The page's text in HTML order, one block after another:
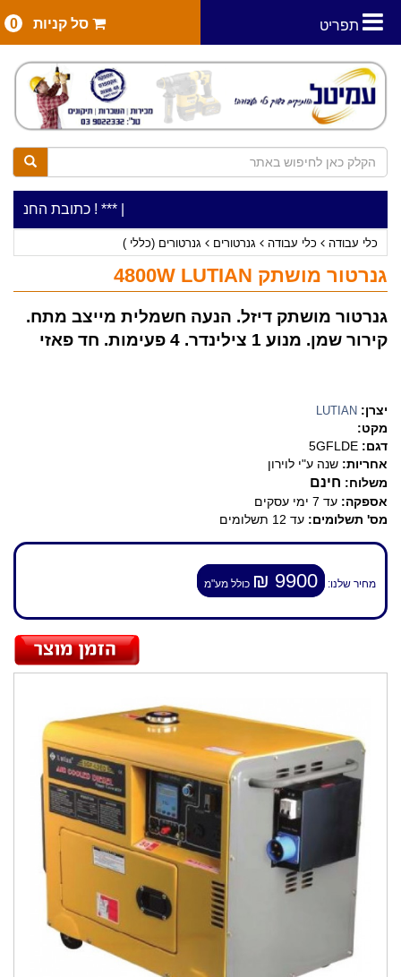
תפריט סל קניות 0
***כתובת החנות: רח' המלאכה 2, ביתן 8 (כניסה***כלי עבודה להשכרה בתעריף יומי משתלם ! ***
כלי עבודה כלי עבודה גנרטורים גנרטורים (כללי )
גנרטור מושתק 4800W LUTIAN
גנרטור מושתק דיזל. הנעה חשמלית מייצב מתח.
קירור שמן. מנוע 1 צילינדר. 4 פעימות. חד פאזי
יצרן: LUTIAN
מקט:
דגם: 5GFLDE
אחריות: שנה ע"י לוירון
משלוח: חינם
אספקה: עד 7 ימי עסקים
מס' תשלומים: עד 12 תשלומים
מחיר שלנו: 9900 ₪ כולל מע"מ